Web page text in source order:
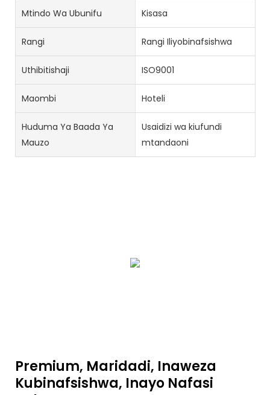
Mtindo Wa Ubunifu Kisasa
Rangi Rangi Iliyobinafsishwa
Uthibitishaji ISO9001
Maombi Hoteli
Huduma Ya Baada Ya
Mauzo
Usaidizi wa kiufundi
mtandaoni
Premium, Maridadi, Inaweza
Kubinafsishwa, Inayo Nafasi